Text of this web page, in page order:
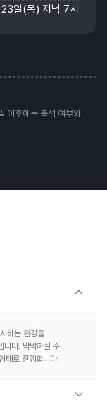
일(목) 저녁 7시
이후에는 출석 여부와
하는 환경을
니다. 막막하실 수
태로 진행합니다.